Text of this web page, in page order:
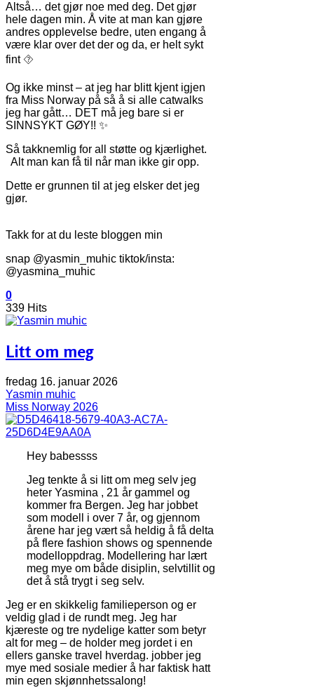
Altså… det gjør noe med deg. Det gjør
hele dagen min. Å vite at man kan gjøre
andres opplevelse bedre, uten engang å
være klar over det der og da, er helt sykt
fint ⯑
Og ikke minst – at jeg har blitt kjent igjen
fra Miss Norway på så å si alle catwalks
jeg har gått… DET må jeg bare si er
SINNSYKT GØY!! ✨
Så takknemlig for all støtte og kjærlighet.
Alt man kan få til når man ikke gir opp.
Dette er grunnen til at jeg elsker det jeg
gjør.
Takk for at du leste bloggen min
snap @yasmin_muhic tiktok/insta:
@yasmina_muhic
0
339 Hits
Litt om meg
fredag 16. januar 2026
Yasmin muhic
Miss Norway 2026
Hey babessss
Jeg tenkte å si litt om meg selv jeg
heter Yasmina , 21 år gammel og
kommer fra Bergen. Jeg har jobbet
som modell i over 7 år, og gjennom
årene har jeg vært så heldig å få delta
på flere fashion shows og spennende
modelloppdrag. Modellering har lært
meg mye om både disiplin, selvtillit og
det å stå trygt i seg selv.
Jeg er en skikkelig familieperson og er
veldig glad i de rundt meg. Jeg har
kjæreste og tre nydelige katter som betyr
alt for meg – de holder meg jordet i en
ellers ganske travel hverdag. jobber jeg
mye med sosiale medier å har faktisk hatt
min egen skjønnhetssalong!